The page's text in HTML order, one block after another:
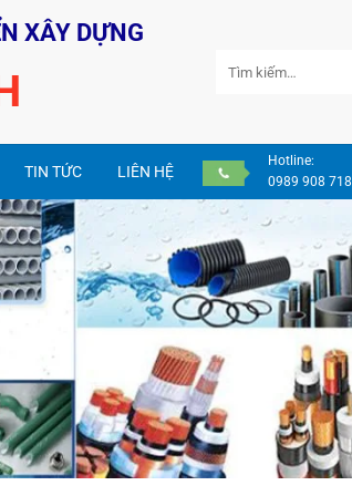
XÂY DỰNG
kiếm:
TIN TỨC LIÊN HỆ
Hotline:
0989 908 718